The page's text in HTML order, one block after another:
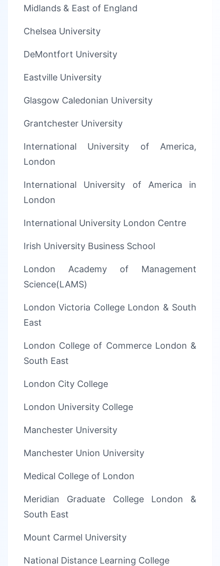
Midlands & East of England
Chelsea University
DeMontfort University
Eastville University
Glasgow Caledonian University
Grantchester University
International University of America,
London
International University of America in
London
International University London Centre
Irish University Business School
London Academy of Management
Science(LAMS)
London Victoria College London & South
East
London College of Commerce London &
South East
London City College
London University College
Manchester University
Manchester Union University
Medical College of London
Meridian Graduate College London &
South East
Mount Carmel University
National Distance Learning College